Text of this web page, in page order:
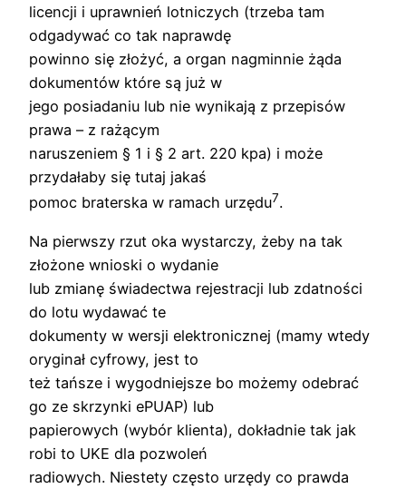
licencji i uprawnień lotniczych (trzeba tam
odgadywać co tak naprawdę
powinno się złożyć, a organ nagminnie żąda
dokumentów które są już w
jego posiadaniu lub nie wynikają z przepisów
prawa – z rażącym
naruszeniem § 1 i § 2 art. 220 kpa) i może
przydałaby się tutaj jakaś
pomoc braterska w ramach urzędu7.
Na pierwszy rzut oka wystarczy, żeby na tak
złożone wnioski o wydanie
lub zmianę świadectwa rejestracji lub zdatności
do lotu wydawać te
dokumenty w wersji elektronicznej (mamy wtedy
oryginał cyfrowy, jest to
też tańsze i wygodniejsze bo możemy odebrać
go ze skrzynki ePUAP) lub
papierowych (wybór klienta), dokładnie tak jak
robi to UKE dla pozwoleń
radiowych. Niestety często urzędy co prawda